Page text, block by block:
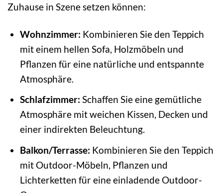
Zuhause in Szene setzen können:
Wohnzimmer: Kombinieren Sie den Teppich
mit einem hellen Sofa, Holzmöbeln und
Pflanzen für eine natürliche und entspannte
Atmosphäre.
Schlafzimmer: Schaffen Sie eine gemütliche
Atmosphäre mit weichen Kissen, Decken und
einer indirekten Beleuchtung.
Balkon/Terrasse: Kombinieren Sie den Teppich
mit Outdoor-Möbeln, Pflanzen und
Lichterketten für eine einladende Outdoor-